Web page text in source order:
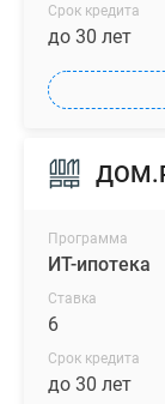
Срок кредита
до 30 лет
Программа
ИТ-ипотека
Ставка
6
Срок кредита
до 30 лет